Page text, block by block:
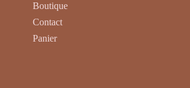
Boutique
Contact
Panier